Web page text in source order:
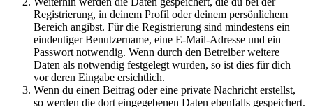
Registrierung, in deinem Profil oder deinem persönlichem
Bereich angibst. Für die Registrierung sind mindestens ein
eindeutiger Benutzername, eine E-Mail-Adresse und ein
Passwort notwendig. Wenn durch den Betreiber weitere
Daten als notwendig festgelegt wurden, so ist dies für dich
vor deren Eingabe ersichtlich.
Wenn du einen Beitrag oder eine private Nachricht erstellst,
so werden die dort eingegebenen Daten ebenfalls gespeichert.